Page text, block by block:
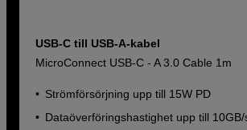
USB-C till USB-A-kabel
MicroConnect USB-C - A 3.0 Cable 1m
Strömförsörjning upp till 15W PD
Dataöverföringshastighet upp till 10GB/